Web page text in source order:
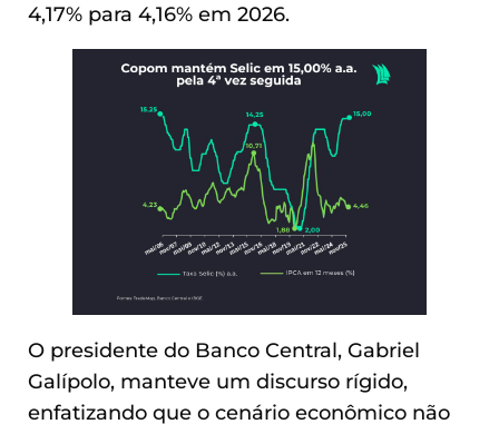
4,17% para 4,16% em 2026.
O presidente do Banco Central, Gabriel
Galípolo, manteve um discurso rígido,
enfatizando que o cenário econômico não